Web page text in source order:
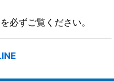
を必ずご覧ください。